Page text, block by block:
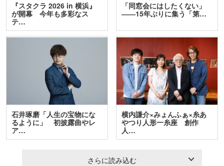
『スタクラ 2026 in 横浜』
が開幕 今年も多彩なス
テ…
「同窓会にはしたくない」
――15年ぶりに集う「第…
石井琢磨「人生の宝物にな
るように」 初披露曲やレ
ア…
横内謙介×みょんふぁ×糸あ
やつり人形一糸座 創作
人…
さらに読み込む